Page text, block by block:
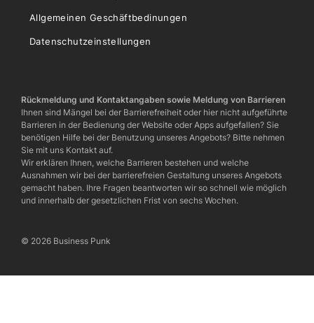
Allgemeinen Geschäftbedinungen
Datenschutzeinstellungen
Rückmeldung und Kontaktangaben sowie Meldung von Barrieren
Ihnen sind Mängel bei der Barrierefreiheit oder hier nicht aufgeführte
Barrieren in der Bedienung der Website oder Apps aufgefallen? Sie
benötigen Hilfe bei der Benutzung unseres Angebots? Bitte nehmen
Sie mit uns Kontakt auf.
Wir erklären Ihnen, welche Barrieren bestehen und welche
Ausnahmen wir bei der barrierefreien Gestaltung unseres Angebots
gemacht haben. Ihre Fragen beantworten wir so schnell wie möglich
und innerhalb der gesetzlichen Frist von sechs Wochen.
© 2026 Business Punk